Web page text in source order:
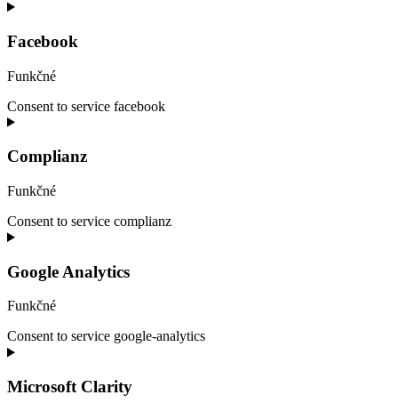
Facebook
Funkčné
Consent to service facebook
Complianz
Funkčné
Consent to service complianz
Google Analytics
Funkčné
Consent to service google-analytics
Microsoft Clarity